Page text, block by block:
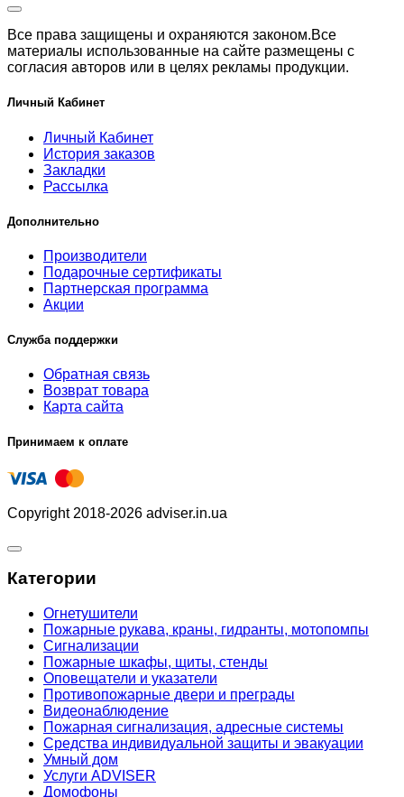
Все права защищены и охраняются законом.Все
материалы использованные на сайте размещены с
согласия авторов или в целях рекламы продукции.
Личный Кабинет
Личный Кабинет
История заказов
Закладки
Рассылка
Дополнительно
Производители
Подарочные сертификаты
Партнерская программа
Акции
Служба поддержки
Обратная связь
Возврат товара
Карта сайта
Принимаем к оплате
Copyright 2018-2026 adviser.in.ua
Категории
Огнетушители
Пожарные рукава, краны, гидранты, мотопомпы
Сигнализации
Пожарные шкафы, щиты, стенды
Оповещатели и указатели
Противопожарные двери и преграды
Видеонаблюдение
Пожарная сигнализация, адресные системы
Средства индивидуальной защиты и эвакуации
Умный дом
Услуги ADVISER
Домофоны